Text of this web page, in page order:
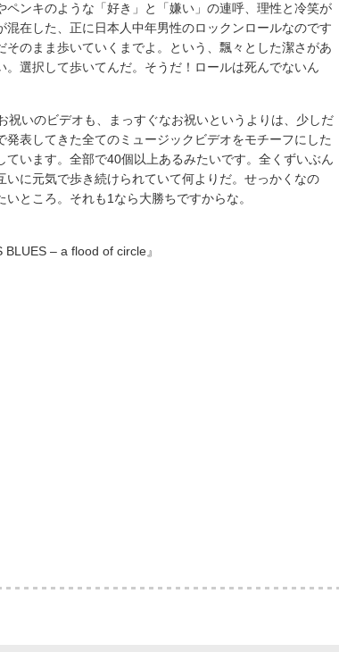
ペンキのような「好き」と「嫌い」の連呼、理性と冷笑が
在した、正に日本人中年男性のロックンロールなのです
のまま歩いていくまでよ。という、飄々とした潔さがあ
選択して歩いてんだ。そうだ！ロールは死んでないん
祝いのビデオも、まっすぐなお祝いというよりは、少しだ
表してきた全てのミュージックビデオをモチーフにした
ています。全部で40個以上あるみたいです。全くずいぶん
に元気で歩き続けられていて何よりだ。せっかくなの
ところ。それも1なら大勝ちですからな。
– a flood of circle』